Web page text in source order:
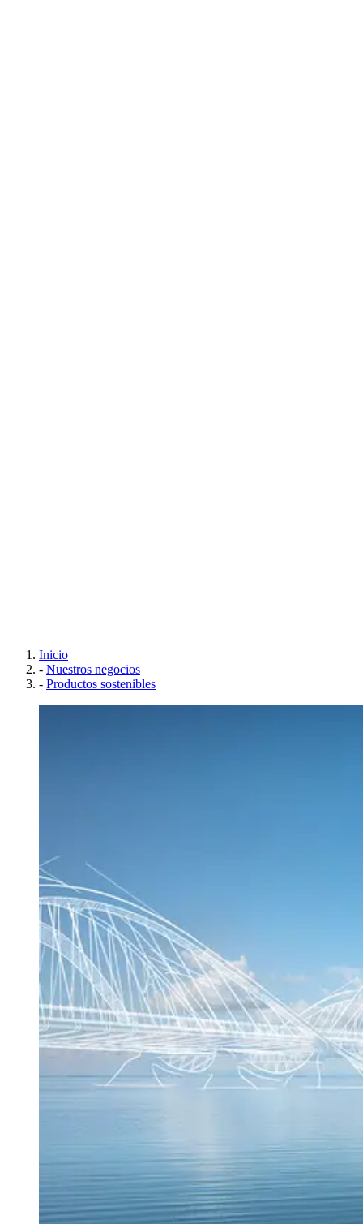
Inicio
- Nuestros negocios
- Productos sostenibles